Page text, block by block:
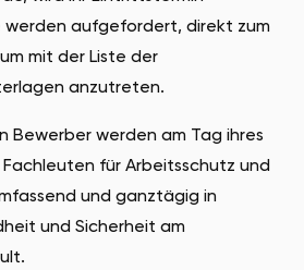
aufgefordert, direkt zum
mit der Liste der
anzutreten.
Bewerber werden am Tag ihres
für Arbeitsschutz und
und ganztägig in
und Sicherheit am